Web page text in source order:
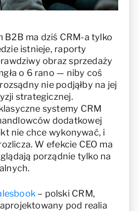
B2B ma dziś CRM-a tylko
istnieje, raporty
obraz sprzedaży
o 6 rano — niby coś
nie podjąłby na jej
strategicznej.
systemy CRM
dodatkowej
nie chce wykonywać, i
W efekcie CEO ma
porządnie tylko na
– polski CRM,
pod realia